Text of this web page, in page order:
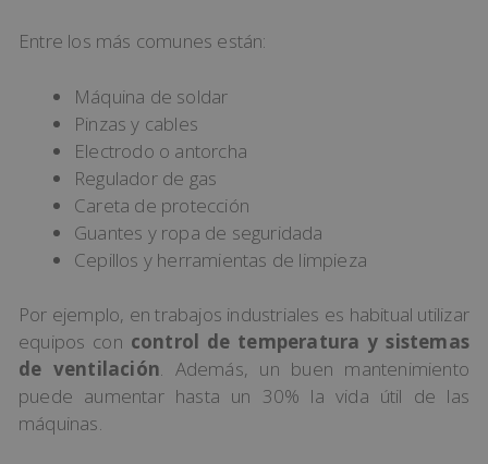
Entre los más comunes están:
Máquina de soldar
Pinzas y cables
Electrodo o antorcha
Regulador de gas
Careta de protección
Guantes y ropa de seguridada
Cepillos y herramientas de limpieza
Por ejemplo, en trabajos industriales es habitual utilizar
equipos con control de temperatura y sistemas
de ventilación. Además, un buen mantenimiento
puede aumentar hasta un 30% la vida útil de las
máquinas.